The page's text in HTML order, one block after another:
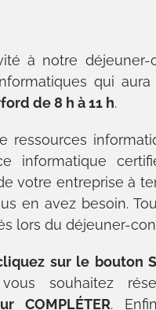
à notre
qui
de 8 h à 11 h.
ressources
informatique
votre entreprise à
en avez besoin.
lors du déjeuner-
sur le bouton
souhaitez
COMPLÉTER.